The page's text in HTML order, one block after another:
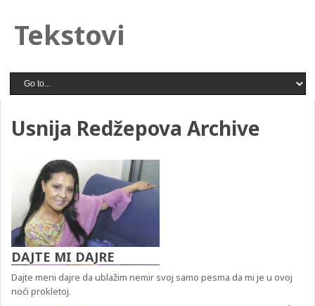
Tekstovi
Usnija Redžepova Archive
DAJTE MI DAJRE
Dajte meni dajre da ublažim nemir svoj samo pesma da mi je u ovoj
noći prokletoj.